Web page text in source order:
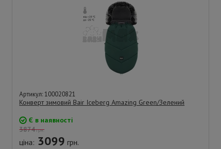
Артикул: 100020821
Конверт зимовий Bair Iceberg Amazing Green/Зелений
Є в наявності
3874грн.
ціна: 3099 грн.